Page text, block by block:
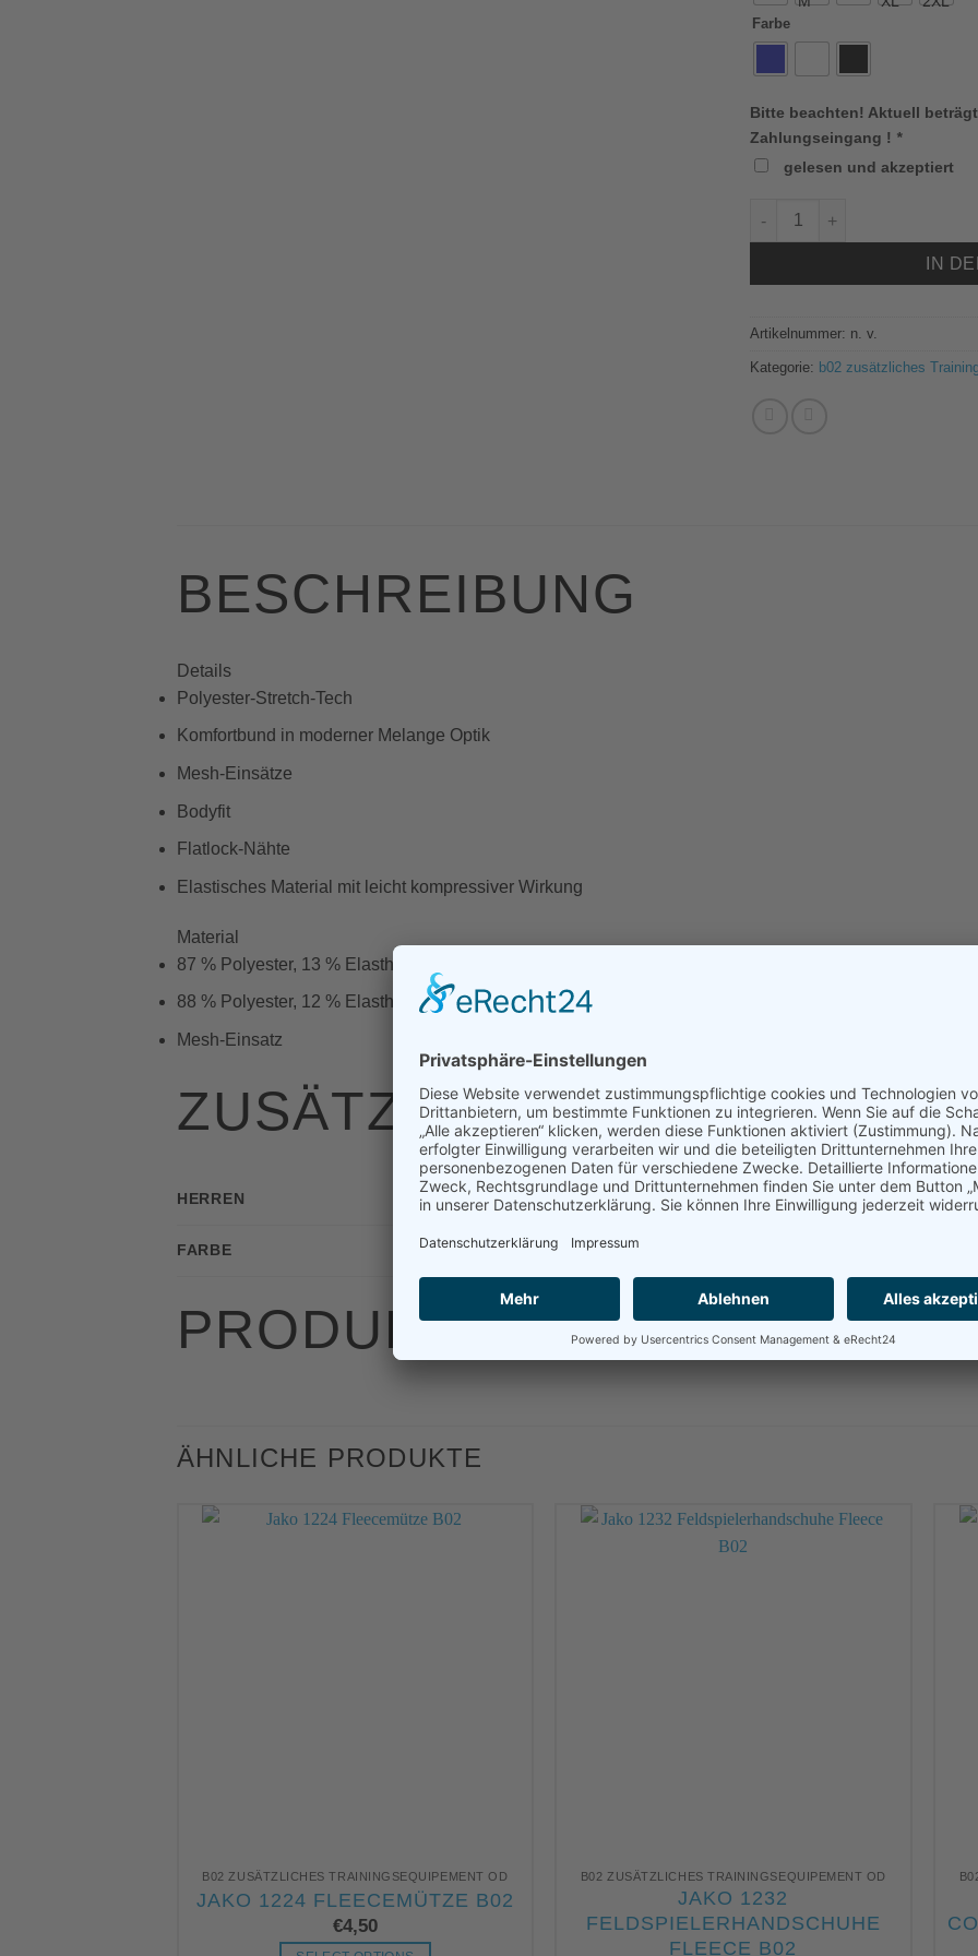
Farbe
Bitte beachten! Aktuell
Zahlungseingang ! *
gelesen und akzeptiert
Jako 8551 Short Tight
IN
Artikelnummer: n. v.
Kategorie: b02 zusätzliches
BESCHREIBUNG
Details
Polyester-Stretch-Tech
Komfortbund in moderner Melange Optik
Mesh-Einsätze
Bodyfit
Flatlock-Nähte
Elastisches Material mit leicht kompressiver Wirkung
Material
87 % Polyester, 13 % Elasthan
88 % Polyester, 12 % Elasthan
Mesh-Einsatz
ZUSÄTZLICHE
HERREN S, M, L, XL, 2XL
FARBE sportroyal 04, weiß, schwarz
PRODUKTSICHERHEIT
ÄHNLICHE PRODUKTE
B02 ZUSÄTZLICHES TRAININGSEQUIPEMENT OD
JAKO 1224 FLEECEMÜTZE B02
€4,50
B02 ZUSÄTZLICHES TRAININGSEQUIPEMENT OD
JAKO 1232
FELDSPIELERHANDSCHUHE
FLEECE B02